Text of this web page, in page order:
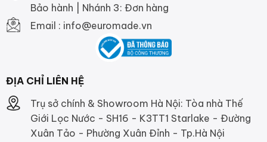
Bảo hành | Nhánh 3: Đơn hàng
Email : info@euromade.vn
ĐỊA CHỈ LIÊN HỆ
Trụ sở chính & Showroom Hà Nội: Tòa nhà Thế
Giới Lọc Nước - SH16 - K3TT1 Starlake - Đường
Xuân Tảo - Phường Xuân Đỉnh - Tp.Hà Nội